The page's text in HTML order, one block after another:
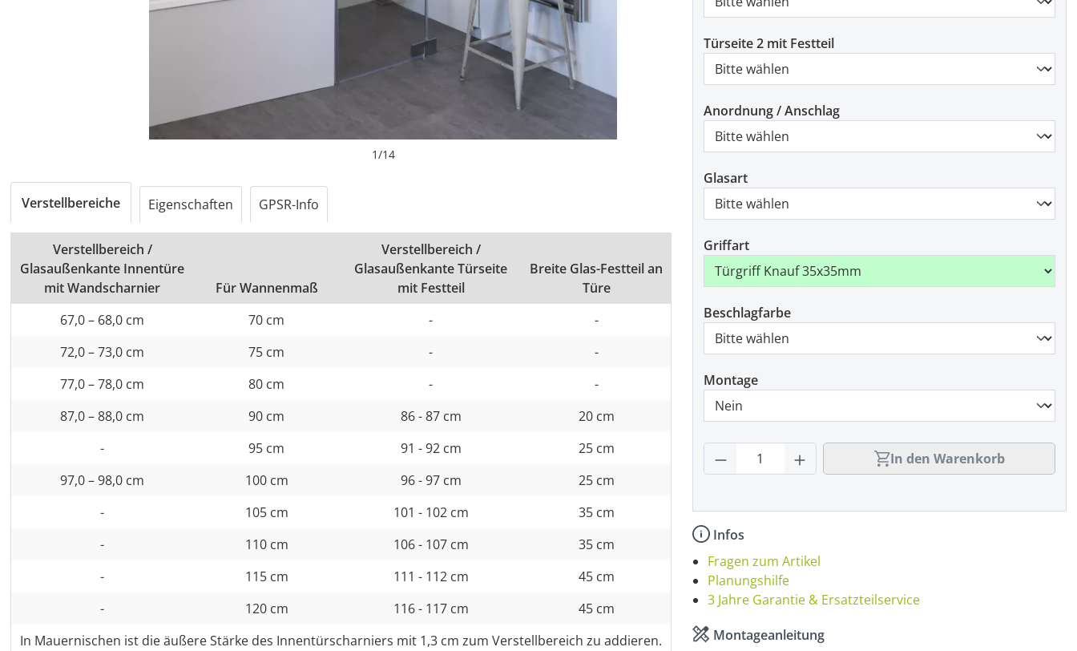
1/14
Türseite 2 mit Festteil
Anordnung / Anschlag
Glasart
Griffart
Beschlagfarbe
Montage
Produkt Anzahl: Gib den gewünschten
In den Warenkorb
Infos
Fragen zum Artikel
Planungshilfe
3 Jahre Garantie & Ersatzteilservice
Montageanleitung
Verstellbereiche Eigenschaften GPSR-Info
Verstellbereich /
Glasaußenkante Innentüre
mit Wandscharnier
Für Wannenmaß
Verstellbereich /
Glasaußenkante Türseite
mit Festteil
Breite Glas-Festteil an
Türe
67,0 – 68,0 cm
70 cm -
-
72,0 – 73,0 cm
75 cm -
-
77,0 – 78,0 cm
80 cm -
-
87,0 – 88,0 cm
90 cm 86 - 87 cm
20 cm
-
95 cm 91 - 92 cm
25 cm
97,0 – 98,0 cm
100 cm 96 - 97 cm
25 cm
-
105 cm 101 - 102 cm
35 cm
-
110 cm 106 - 107 cm
35 cm
-
115 cm 111 - 112 cm
45 cm
-
120 cm 116 - 117 cm
45 cm
In Mauernischen ist die äußere Stärke des Innentürscharniers mit 1,3 cm zum Verstellbereich zu addieren.